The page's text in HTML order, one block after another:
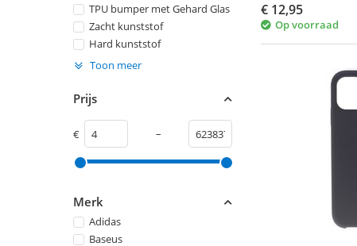
TPU bumper met Gehard Glas
Zacht kunststof
Hard kunststof
Toon meer
Prijs
€ –
Merk
Adidas
Baseus
€ 12,95
Op voorraad